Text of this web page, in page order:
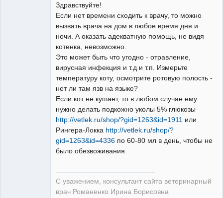
Здравствуйте!
Если нет времени сходить к врачу, то можно
вызвать врача на дом в любое время дня и
ночи. А оказать адекватную помощь, не видя
котенка, невозможно.
Это может быть что угодно - отравление,
вирусная инфекция и т.д и т.п. Измерьте
температуру коту, осмотрите ротовую полость -
нет ли там язв на языке?
Если кот не кушает, то в любом случае ему
нужно делать подкожно уколы 5% глюкозы
http://vetlek.ru/shop/?gid=1263&id=1911 или
Рингера-Локка http://vetlek.ru/shop/?
gid=1263&id=4336 по 60-80 мл в день, чтобы не
было обезвоживания.
С уважением, консультант сайта ветеринарный
врач Романенко Ирина Борисовна